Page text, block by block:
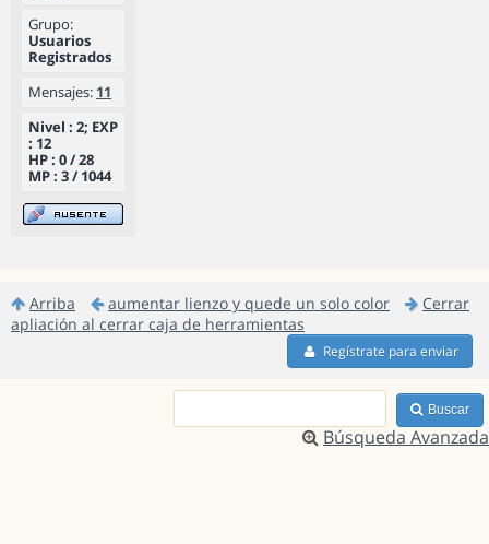
Grupo:
Usuarios
Registrados
Mensajes: 11
Nivel : 2; EXP
: 12
HP : 0 / 28
MP : 3 / 1044
Arriba aumentar lienzo y quede un solo color
Cerrar
apliación al cerrar caja de herramientas
Regístrate para enviar
Buscar
Búsqueda Avanzada